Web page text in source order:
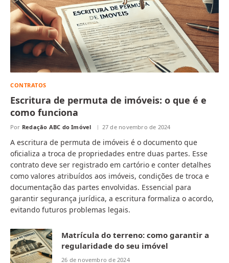
CONTRATOS
Escritura de permuta de imóveis: o que é e
como funciona
Por Redação ABC do Imóvel 27 de novembro de 2024
A escritura de permuta de imóveis é o documento que
oficializa a troca de propriedades entre duas partes. Esse
contrato deve ser registrado em cartório e conter detalhes
como valores atribuídos aos imóveis, condições de troca e
documentação das partes envolvidas. Essencial para
garantir segurança jurídica, a escritura formaliza o acordo,
evitando futuros problemas legais.
Matrícula do terreno: como garantir a
regularidade do seu imóvel
26 de novembro de 2024